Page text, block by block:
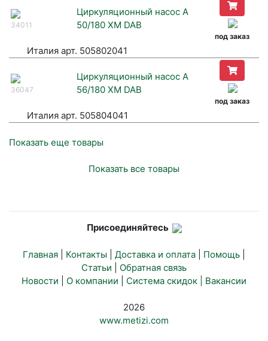
34011
Циркуляционный насос A
50/180 ХМ DAB
под заказ
Италия арт. 505802041
36047
Циркуляционный насос A
56/180 ХМ DAB
под заказ
Италия арт. 505804041
Показать еще товары
Показать все товары
Присоединяйтесь
Главная Контакты Доставка и оплата Помощь
Статьи
Обратная связь
Новости
О компании Система скидок | Вакансии
2026
www.metizi.com